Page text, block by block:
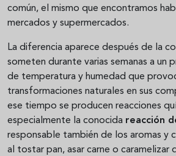
común, el mismo que encontramos
mercados y supermercados.
La diferencia aparece después de la
someten durante varias semanas a un
de temperatura y humedad que
transformaciones naturales en sus
ese tiempo se producen reacciones
especialmente la conocida reacción
responsable también de los aromas y
al tostar pan, asar carne o caramelizar